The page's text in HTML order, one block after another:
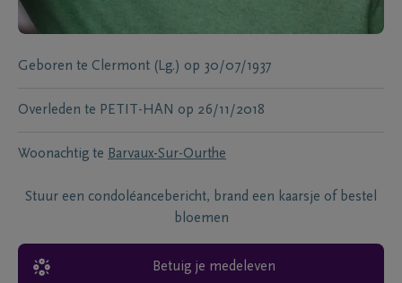
Geboren te Clermont (Lg.) op 30/07/1937
Overleden te PETIT-HAN op 26/11/2018
Woonachtig te Barvaux-Sur-Ourthe
Stuur een condoléancebericht, brand een kaarsje of bestel
bloemen
Betuig je medeleven